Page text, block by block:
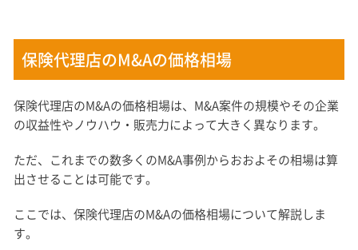
保険代理店のM&Aの価格相場
保険代理店のM&Aの価格相場は、M&A案件の規模やその企業
の収益性やノウハウ・販売力によって大きく異なります。
ただ、これまでの数多くのM&A事例からおおよその相場は算
出させることは可能です。
ここでは、保険代理店のM&Aの価格相場について解説しま
す。